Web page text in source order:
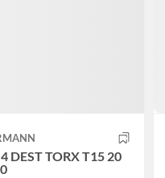
DEST TORX T15 20